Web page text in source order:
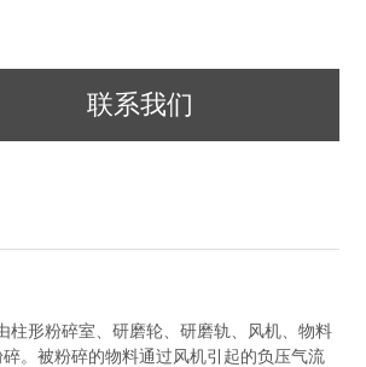
联系我们
柱形粉碎室、研磨轮、研磨轨、风机、物料
。被粉碎的物料通过风机引起的负压气流